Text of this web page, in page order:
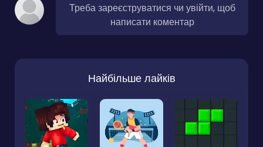
Треба зареєструватися чи увійти, щоб
написати коментар
Найбільше лайків